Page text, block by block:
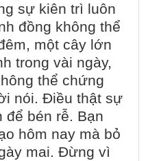
sự kiên trì luôn
đồng không thể
một cây lớn
trong vài ngày,
thể chứng
nói. Điều thật sự
để bén rễ. Bạn
hôm nay mà bỏ
mai. Đừng vì